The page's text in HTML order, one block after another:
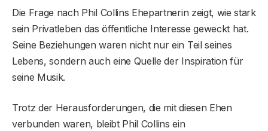
Die Frage nach Phil Collins Ehepartnerin zeigt, wie stark
sein Privatleben das öffentliche Interesse geweckt hat.
Seine Beziehungen waren nicht nur ein Teil seines
Lebens, sondern auch eine Quelle der Inspiration für
seine Musik.
Trotz der Herausforderungen, die mit diesen Ehen
verbunden waren, bleibt Phil Collins ein